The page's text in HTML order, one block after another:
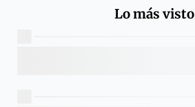
Lo más visto